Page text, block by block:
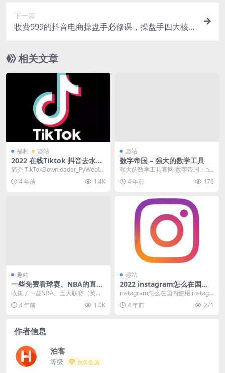
下一篇
收费999的抖音电商操盘手必修课，操盘手四大核
相关文章
福利 趣站
2022 在线Tiktok 抖音去水印
解析 GitHub免费开源项目
简介 TikTokDownloader_PyWebIO
基于抖音官方API，实现在...
4 年前 1.4K
趣站
数字帝国 – 强大的数学工具
强大的数学工具官网 数字帝国：htt
ps://zh.numberempire.c...
4 年前 176
趣站
一些免费看球赛、NBA的直播
网站地址
收集了一些NBA、五大联赛（英格
兰足球超级联赛、西班牙足球甲级
联赛、意大利足球甲...
4 年前 1.0K
趣站
2022 instagram怎么在国内
使用 顷刻app国内免翻ins软
件
instagram怎么在国内使用 instagr
am是一款国外的在线图片及视频
分...4 年前 271
作者信息
泊客
等级 永久会员